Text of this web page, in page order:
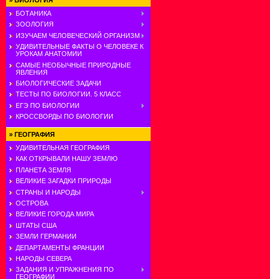
БОТАНИКА
ЗООЛОГИЯ
ИЗУЧАЕМ ЧЕЛОВЕЧЕСКИЙ ОРГАНИЗМ
УДИВИТЕЛЬНЫЕ ФАКТЫ О ЧЕЛОВЕКЕ К
УРОКАМ АНАТОМИИ
САМЫЕ НЕОБЫЧНЫЕ ПРИРОДНЫЕ
ЯВЛЕНИЯ
БИОЛОГИЧЕСКИЕ ЗАДАЧИ
ТЕСТЫ ПО БИОЛОГИИ. 5 КЛАСС
ЕГЭ ПО БИОЛОГИИ
КРОССВОРДЫ ПО БИОЛОГИИ
» ГЕОГРАФИЯ
УДИВИТЕЛЬНАЯ ГЕОГРАФИЯ
КАК ОТКРЫВАЛИ НАШУ ЗЕМЛЮ
ПЛАНЕТА ЗЕМЛЯ
ВЕЛИКИЕ ЗАГАДКИ ПРИРОДЫ
СТРАНЫ И НАРОДЫ
ОСТРОВА
ВЕЛИКИЕ ГОРОДА МИРА
ШТАТЫ США
ЗЕМЛИ ГЕРМАНИИ
ДЕПАРТАМЕНТЫ ФРАНЦИИ
НАРОДЫ СЕВЕРА
ЗАДАНИЯ И УПРАЖНЕНИЯ ПО
ГЕОГРАФИИ